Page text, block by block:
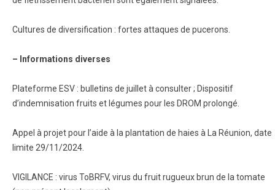
Cultures de diversification : fortes attaques de pucerons.
– Informations diverses
Plateforme ESV : bulletins de juillet à consulter ; Dispositif
d’indemnisation fruits et légumes pour les DROM prolongé.
Appel à projet pour l’aide à la plantation de haies à La Réunion, date
limite 29/11/2024.
VIGILANCE : virus ToBRFV, virus du fruit rugueux brun de la tomate